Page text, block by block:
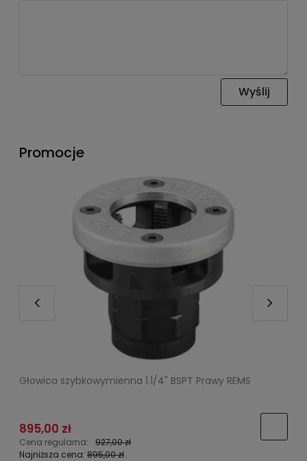
Wyślij
Promocje
Głowica szybkowymienna 1.1/4" BSPT Prawy REMS
895,00 zł
Cena regularna:
927,00 zł
Najniższa cena: 895,00 zł